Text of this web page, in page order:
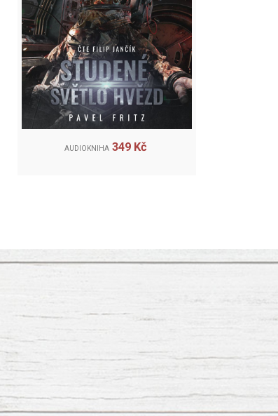
AUDIOKNIHA 349 Kč